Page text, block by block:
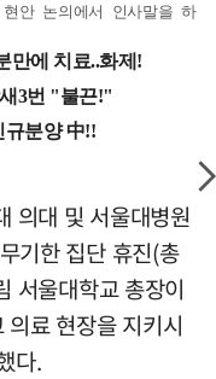
안 논의에서 인사말을 하
의대 및 서울대병원
기한 집단 휴진(총
서울대학교 총장이
료 현장을 지키시
다.